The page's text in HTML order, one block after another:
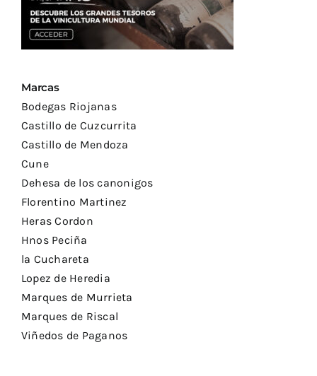
Marcas
Bodegas Riojanas
Castillo de Cuzcurrita
Castillo de Mendoza
Cune
Dehesa de los canonigos
Florentino Martinez
Heras Cordon
Hnos Peciña
la Cuchareta
Lopez de Heredia
Marques de Murrieta
Marques de Riscal
Viñedos de Paganos